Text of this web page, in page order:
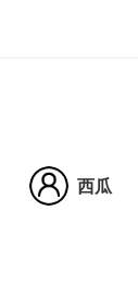
西瓜